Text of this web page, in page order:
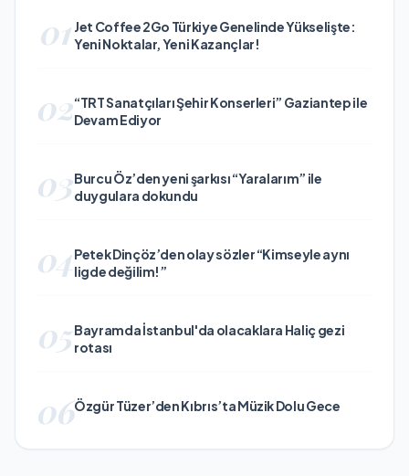
01 Jet Coffee 2Go Türkiye Genelinde Yükselişte:
Yeni Noktalar, Yeni Kazançlar!
02“TRT Sanatçıları Şehir Konserleri” Gaziantep ile
Devam Ediyor
03Burcu Öz’den yeni şarkısı “Yaralarım” ile
duygulara dokundu
04Petek Dinçöz’den olay sözler “Kimseyle aynı
ligde değilim!”
05Bayramda İstanbul'da olacaklara Haliç gezi
rotası
06Özgür Tüzer’den Kıbrıs’ta Müzik Dolu Gece